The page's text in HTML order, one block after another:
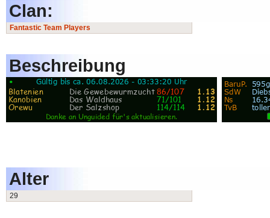
Clan:
Fantastic Team Players
Beschreibung
Alter
29